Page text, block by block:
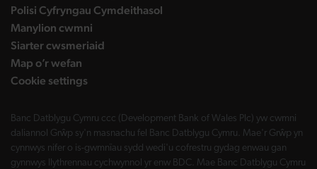
Polisi Cyfryngau Cymdeithasol
Manylion cwmni
Siarter cwsmeriaid
Map o’r wefan
Cookie settings
Banc Datblygu Cymru ccc (Development Bank of Wales Plc) yw cwmni
daliannol Grŵp sy'n masnachu fel Banc Datblygu Cymru. Mae'r Grŵp yn
cynnwys nifer o is-gwmnïau sydd wedi'u cofrestru gydag enwau gan
gynnwys llythrennau cychwynnol yr enw BDC. Mae Banc Datblygu Cymru